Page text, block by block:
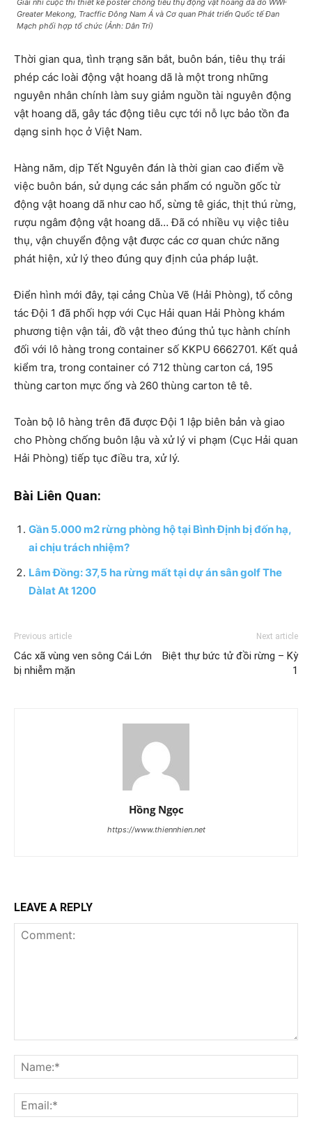
Greater Mekong, Tracffic Đông Nam Á và Cơ quan Phát triển Quốc tế Đan
Mạch phối hợp tổ chức (Ảnh: Dân Trí)
Thời gian qua, tình trạng săn bắt, buôn bán, tiêu thụ trái
phép các loài động vật hoang dã là một trong những
nguyên nhân chính làm suy giảm nguồn tài nguyên động
vật hoang dã, gây tác động tiêu cực tới nỗ lực bảo tồn đa
dạng sinh học ở Việt Nam.
Hàng năm, dịp Tết Nguyên đán là thời gian cao điểm về
việc buôn bán, sử dụng các sản phẩm có nguồn gốc từ
động vật hoang dã như cao hổ, sừng tê giác, thịt thú rừng,
rượu ngâm động vật hoang dã… Đã có nhiều vụ việc tiêu
thụ, vận chuyển động vật được các cơ quan chức năng
phát hiện, xử lý theo đúng quy định của pháp luật.
Điển hình mới đây, tại cảng Chùa Vẽ (Hải Phòng), tổ công
tác Đội 1 đã phối hợp với Cục Hải quan Hải Phòng khám
phương tiện vận tải, đồ vật theo đúng thủ tục hành chính
đối với lô hàng trong container số KKPU 6662701. Kết quả
kiểm tra, trong container có 712 thùng carton cá, 195
thùng carton mực ống và 260 thùng carton tê tê.
Toàn bộ lô hàng trên đã được Đội 1 lập biên bản và giao
cho Phòng chống buôn lậu và xử lý vi phạm (Cục Hải quan
Hải Phòng) tiếp tục điều tra, xử lý.
Bài Liên Quan:
Gần 5.000 m2 rừng phòng hộ tại Bình Định bị đốn hạ,
ai chịu trách nhiệm?
Lâm Đồng: 37,5 ha rừng mất tại dự án sân golf The
Dàlat At 1200
Previous article
Các xã vùng ven sông Cái Lớn
bị nhiễm mặn
Next article
Biệt thự bức tử đồi rừng – Kỳ
1
Hồng Ngọc
https://www.thiennhien.net
LEAVE A REPLY